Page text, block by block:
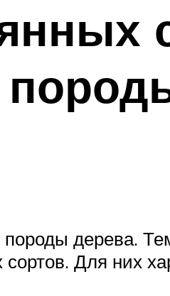
дерева.
Для них